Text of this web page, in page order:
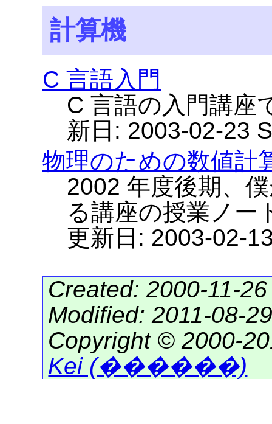
計算機
C 言語入門
C 言語の入門講座
新日: 2003-02-23
物理のための数値計
2002 年度後期、
る講座の授業ノー
更新日: 2003-02-
Created: 2000-11-
Modified: 2011-08-
Copyright © 2000-
Kei (������)